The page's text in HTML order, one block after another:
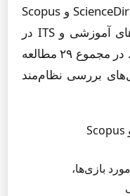
منتشر شده در پایگاه‌های داده ScienceDirect و Scopus
را در مورد استفاده و تأثیر بازی‌های آموزشی و ITS در
یادگیری زبان چینی بررسی می‌کند. در مجموع ۲۹ مطالعه
بررسی نظام‌مند
بازی‌ها،